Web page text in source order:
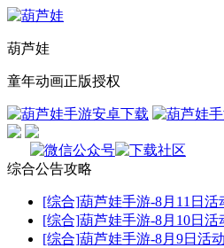
葫芦娃
童年动画正版授权
综合公告攻略
[综合]葫芦娃手游-8月11日活
[综合]葫芦娃手游-8月10日活
[综合]葫芦娃手游-8月9日活